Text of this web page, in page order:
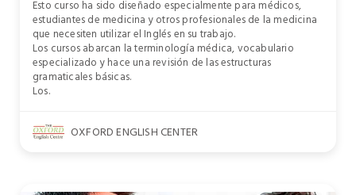
Esto curso ha sido diseñado especialmente para médicos,
estudiantes de medicina y otros profesionales de la medicina
que necesiten utilizar el Inglés en su trabajo.
Los cursos abarcan la terminología médica, vocabulario
especializado y hace una revisión de las estructuras
gramaticales básicas.
Los.
OXFORD ENGLISH CENTER